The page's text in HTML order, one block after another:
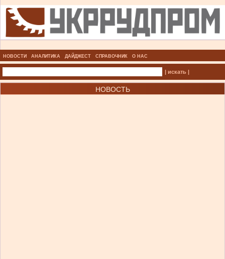
НОВОСТИ АНАЛИТИКА ДАЙДЖЕСТ СПРАВОЧНИК О НАС
| искать |
НОВОСТЬ